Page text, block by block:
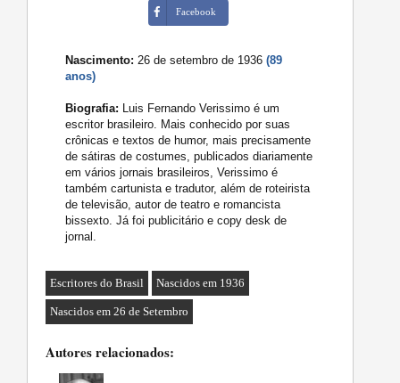
Facebook
Nascimento: 26 de setembro de 1936(89
anos)
Biografia: Luis Fernando Verissimo é um
escritor brasileiro. Mais conhecido por suas
crônicas e textos de humor, mais precisamente
de sátiras de costumes, publicados diariamente
em vários jornais brasileiros, Verissimo é
também cartunista e tradutor, além de roteirista
de televisão, autor de teatro e romancista
bissexto. Já foi publicitário e copy desk de
jornal.
Escritores do Brasil Nascidos em 1936
Nascidos em 26 de Setembro
Autores relacionados: